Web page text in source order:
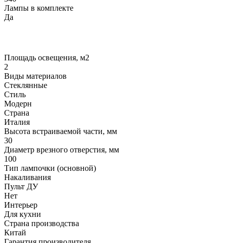
Лампы в комплекте
Да
Площадь освещения, м2
2
Виды материалов
Стеклянные
Стиль
Модерн
Страна
Италия
Высота встраиваемой части, мм
30
Диаметр врезного отверстия, мм
100
Тип лампочки (основной)
Накаливания
Пульт ДУ
Нет
Интерьер
Для кухни
Страна производства
Китай